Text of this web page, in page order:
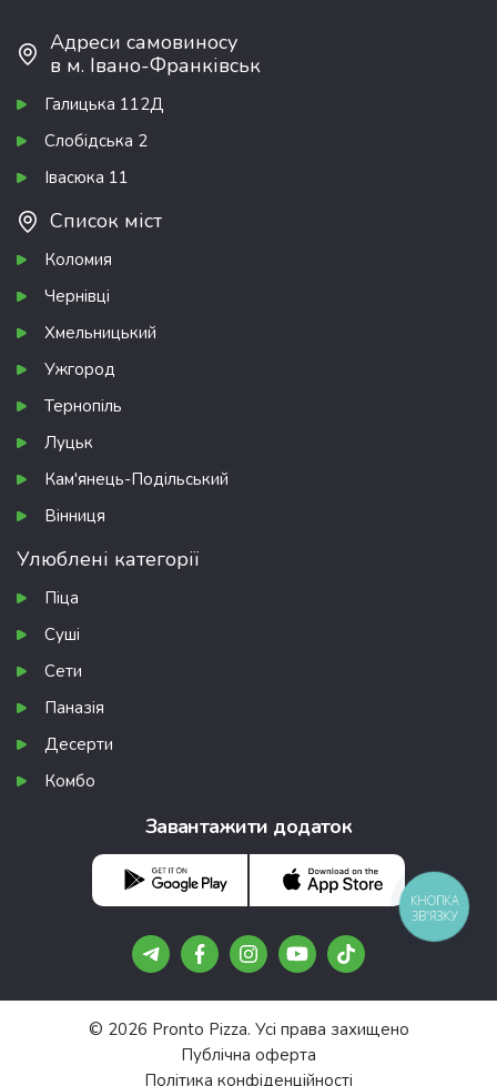
Адреси самовиносу
в м. Івано-Франківськ
Галицька 112Д
Слобідська 2
Івасюка 11
Список міст
Коломия
Чернівці
Хмельницький
Ужгород
Тернопіль
Луцьк
Кам'янець-Подільський
Вінниця
Улюблені категорії
Піца
Суші
Сети
Паназія
Десерти
Комбо
Завантажити додаток
© 2026 Pronto Pizza. Усі права захищено
Публічна оферта
Політика конфіденційності
КНОПКА
ЗВ'ЯЗКУ